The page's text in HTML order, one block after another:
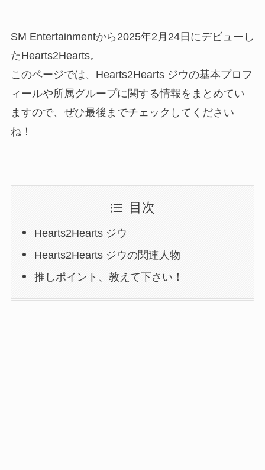
SM Entertainmentから2025年2月24日にデビューし
たHearts2Hearts。
このページでは、Hearts2Hearts ジウの基本プロフ
ィールや所属グループに関する情報をまとめてい
ますので、ぜひ最後までチェックしてください
ね！
目次
Hearts2Hearts ジウ
Hearts2Hearts ジウの関連人物
推しポイント、教えて下さい！